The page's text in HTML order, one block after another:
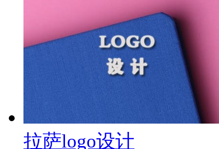
拉萨logo设计